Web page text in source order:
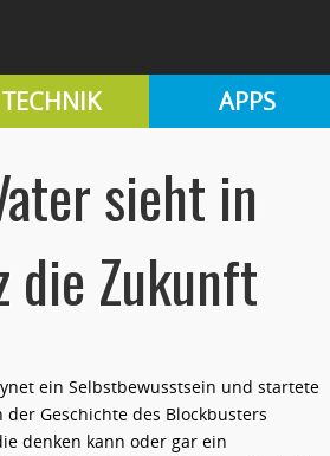
TECHNIK APPS
sieht in
die Zukunft
ein Selbstbewusstsein und startete
Geschichte des Blockbusters
denken kann oder gar ein